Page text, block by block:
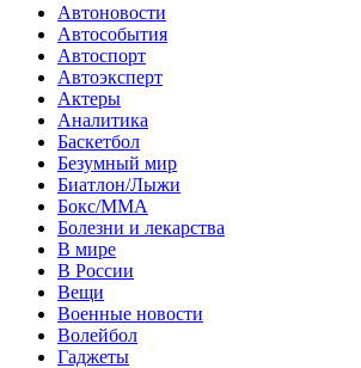
Автоновости
Автособытия
Автоспорт
Автоэксперт
Актеры
Аналитика
Баскетбол
Безумный мир
Биатлон/Лыжи
Бокс/MMA
Болезни и лекарства
В мире
В России
Вещи
Военные новости
Волейбол
Гаджеты